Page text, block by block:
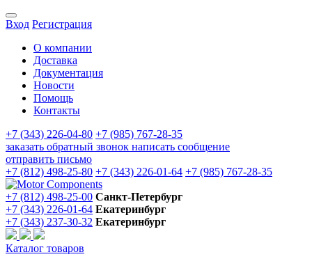
Вход Регистрация
О компании
Доставка
Документация
Новости
Помощь
Контакты
+7 (343) 226-04-80 +7 (985) 767-28-35
заказать обратный звонок написать сообщение
отправить письмо
+7 (812) 498-25-80 +7 (343) 226-01-64 +7 (985) 767-28-35
+7 (812) 498-25-00 Санкт-Петербург
+7 (343) 226-01-64 Екатеринбург
+7 (343) 237-30-32 Екатеринбург
Каталог товаров